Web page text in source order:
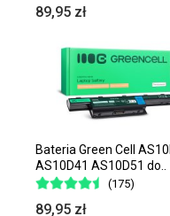
89,95 zł
Bateria Green Cell
AS10D41 AS10D51 do..
(175)
89,95 zł